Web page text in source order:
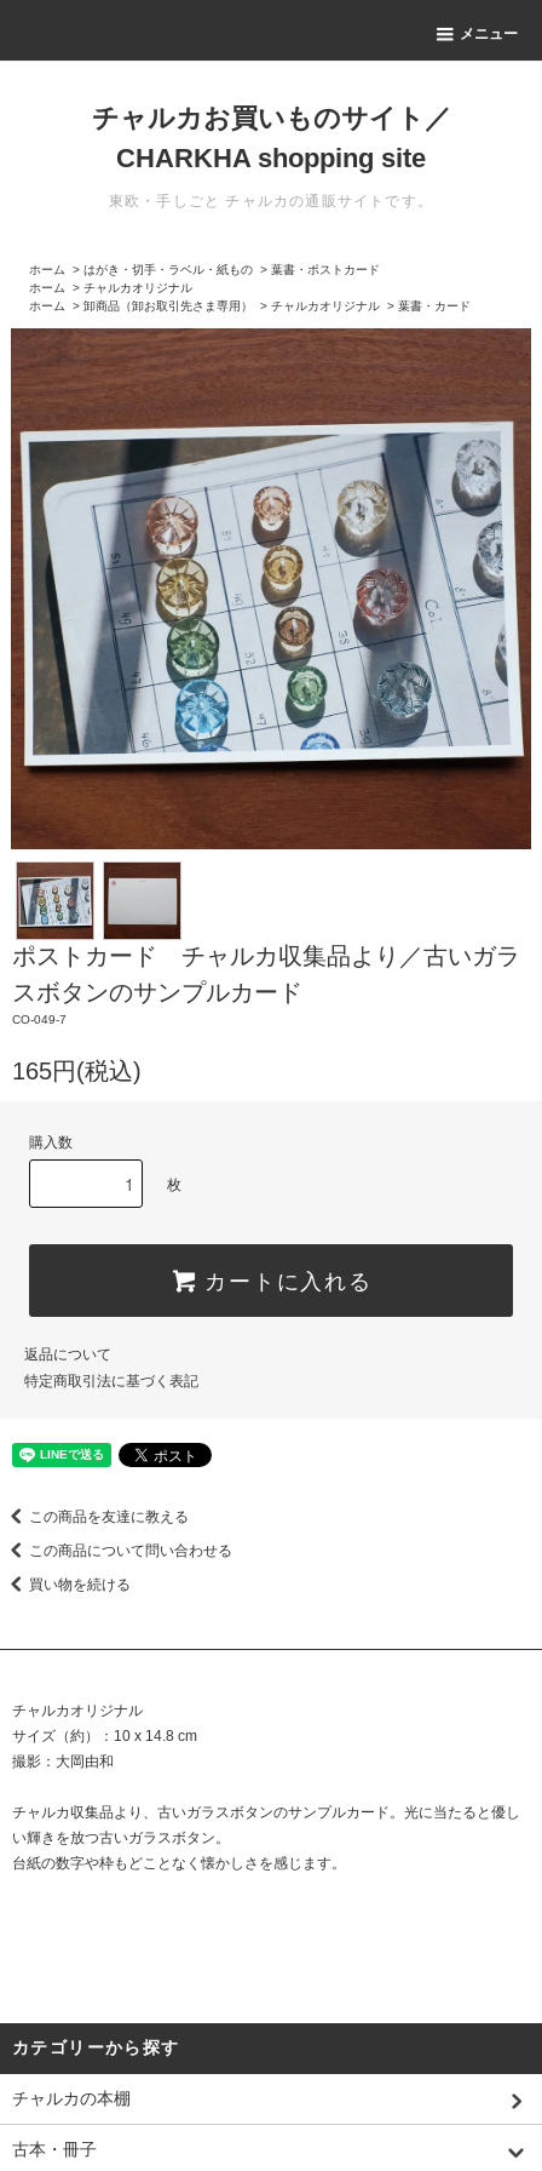
メニュー
チャルカお買いものサイト／
CHARKHA shopping site
東欧・手しごと チャルカの通販サイトです。
ホーム >はがき・切手・ラベル・紙もの >葉書・ポストカード
ホーム
>チャルカオリジナル
ホーム
>卸商品（卸お取引先さま専用） >チャルカオリジナル >葉書・カード
ポストカード チャルカ収集品より／古いガラ
スボタンのサンプルカード
CO-049-7
165円(税込)
購入数
枚
カートに入れる
返品について
特定商取引法に基づく表記
この商品を友達に教える
この商品について問い合わせる
買い物を続ける
チャルカオリジナル
サイズ（約）：10 x 14.8 cm
撮影：大岡由和
チャルカ収集品より、古いガラスボタンのサンプルカード。光に当たると優し
い輝きを放つ古いガラスボタン。
台紙の数字や枠もどことなく懐かしさを感じます。
カテゴリーから探す
チャルカの本棚
古本・冊子